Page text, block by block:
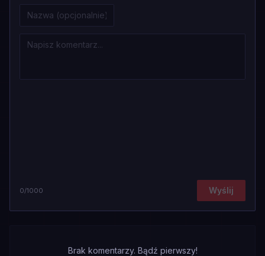
0/1000 Wyślij
Brak komentarzy. Bądź pierwszy!